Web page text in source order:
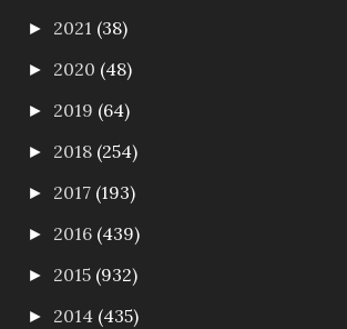
► 2021 (38)
► 2020 (48)
► 2019 (64)
► 2018 (254)
► 2017 (193)
► 2016 (439)
► 2015 (932)
► 2014 (435)